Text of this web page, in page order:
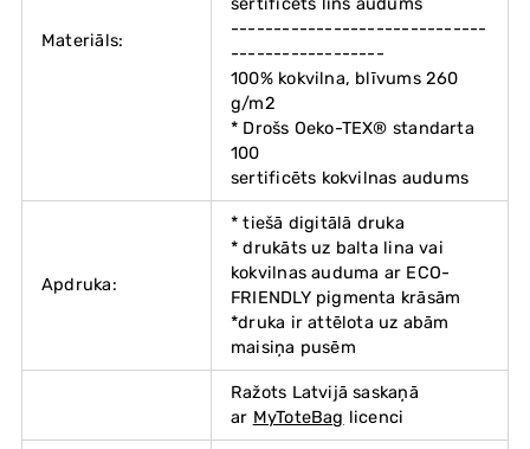
Materiāls:
------------------------------
------------------
100% kokvilna, blīvums 260
g/m2
* Drošs Oeko-TEX® standarta
100
sertificēts kokvilnas audums
Apdruka:
* tiešā digitālā druka
* drukāts uz balta lina vai
kokvilnas auduma ar ECO-
FRIENDLY pigmenta krāsām
*druka ir attēlota uz abām
maisiņa pusēm
Ražots Latvijā saskaņā
ar MyToteBag licenci